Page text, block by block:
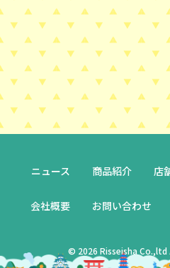
ニュース 商品紹介 店
会社概要 お問い合わせ
© 2026 Risseisha Co.,ltd